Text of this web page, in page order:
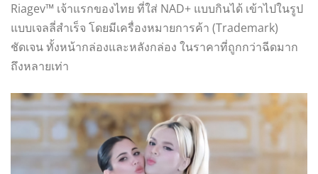
Riagev™ เจ้าแรกของไทย ที่ใส่ NAD+ แบบกินได้ เข้าไปในรูป
แบบเจลลี่สำเร็จ โดยมีเครื่องหมายการค้า (Trademark)
ชัดเจน ทั้งหน้ากล่องและหลังกล่อง ในราคาที่ถูกกว่าฉีดมาก
ถึงหลายเท่า